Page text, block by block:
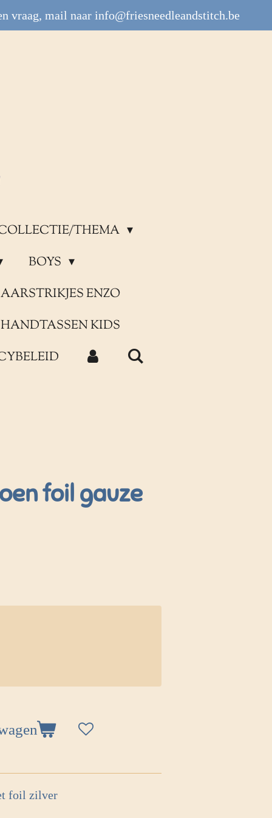
vraag, mail naar info@friesneedleandstitch.be
THEMA
BOYS
ENZO
HANDTASSEN KIDS
foil gauze
foil zilver